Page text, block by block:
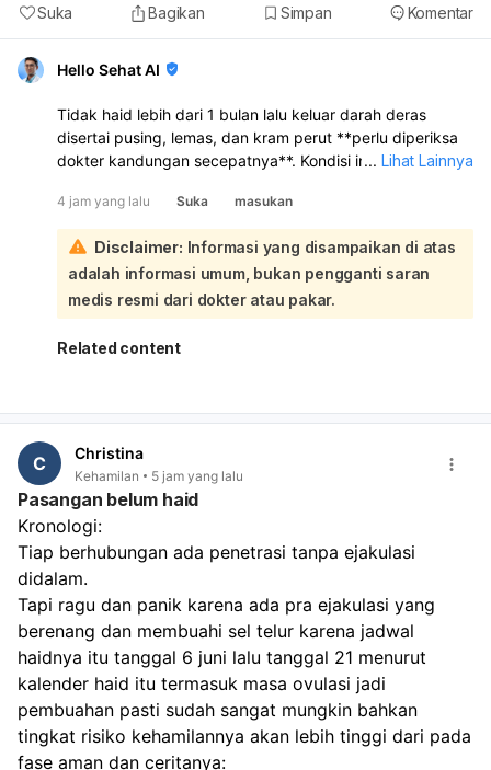
Suka Bagikan Simpan Komentar
Hello Sehat AI
Tidak haid lebih dari 1 bulan lalu keluar darah deras
disertai pusing, lemas, dan kram perut **perlu diperiksa
dokter kandungan secepatnya**. Kondisi ini bisa
kemudian keluar darah seperti haid, keguguran sangat
dini, atau masalah lain pada rahim/kehamilan**. Karena
tespek negatif, kehamilan belum bisa dipastikan, tetapi
**tetap perlu evaluasi** bila keluhan berlanjut atau
perdarahannya banyak:
Kalau darah keluar sangat banyak, misalnya1 pembalut
penuh dalam 1–2 jam
fisik, tes kehamilan ulang bila perlu, dan USG agar
... Lihat Lainnya
4 jam yang lalu Suka masukan
Disclaimer: Informasi yang disampaikan di atas
adalah informasi umum, bukan pengganti saran
medis resmi dari dokter atau pakar.
Related content
C Christina
Kehamilan 5 jam yang lalu
Pasangan belum haid
Kronologi:
Tiap berhubungan ada penetrasi tanpa ejakulasi
didalam.
Tapi ragu dan panik karena ada pra ejakulasi yang
berenang dan membuahi sel telur karena jadwal
haidnya itu tanggal 6 juni lalu tanggal 21 menurut
kalender haid itu termasuk masa ovulasi jadi
pembuahan pasti sudah sangat mungkin bahkan
tingkat risiko kehamilannya akan lebih tinggi dari pada
fase aman dan ceritanya: